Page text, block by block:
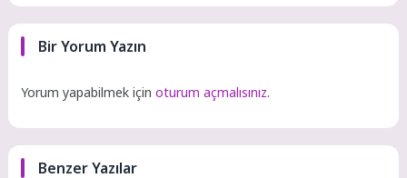
Bir Yorum Yazın
Yorum yapabilmek içinoturum açmalısınız.
Benzer Yazılar